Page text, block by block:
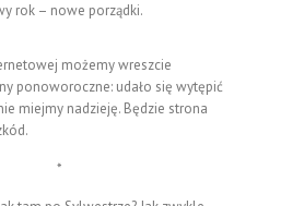
rok – nowe porządki.
możemy wreszcie
ponoworoczne: udało się wytępić
miejmy nadzieję. Będzie strona
*